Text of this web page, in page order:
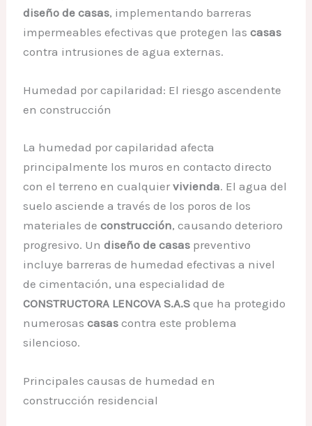
diseño de casas, implementando barreras
impermeables efectivas que protegen lascasas
contra intrusiones de agua externas.
Humedad por capilaridad: El riesgo ascendente
en construcción
La humedad por capilaridad afecta
principalmente los muros en contacto directo
con el terreno en cualquiervivienda. El agua del
suelo asciende a través de los poros de los
materiales deconstrucción, causando deterioro
progresivo. Undiseño de casas preventivo
incluye barreras de humedad efectivas a nivel
de cimentación, una especialidad de
CONSTRUCTORA LENCOVA S.A.S que ha protegido
numerosascasas contra este problema
silencioso.
Principales causas de humedad en
construcción residencial